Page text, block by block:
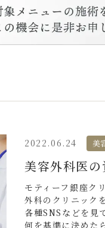
2022.06.24 美
美容外科医
モティーフ銀座ク
外科のクリニック
各種SNSなどを見
何を基準に決めた